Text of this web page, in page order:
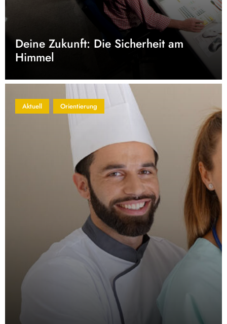
Deine Zukunft: Die Sicherheit am
Himmel
Aktuell Orientierung